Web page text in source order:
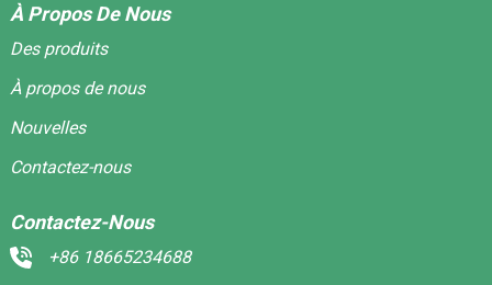
À Propos De Nous
Des produits
À propos de nous
Nouvelles
Contactez-nous
Contactez-Nous
+86 18665234688